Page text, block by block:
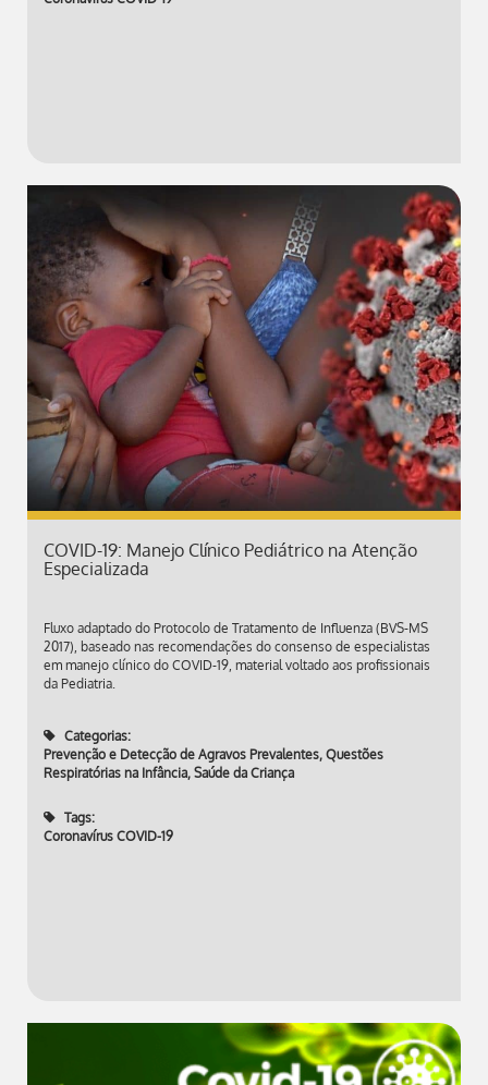
COVID-19: Manejo Clínico Pediátrico na Atenção
Especializada
Fluxo adaptado do Protocolo de Tratamento de Influenza (BVS-MS
2017), baseado nas recomendações do consenso de especialistas
em manejo clínico do COVID-19, material voltado aos profissionais
da Pediatria.
Categorias:
Prevenção e Detecção de Agravos Prevalentes, Questões
Respiratórias na Infância, Saúde da Criança
Tags:
Coronavírus COVID-19